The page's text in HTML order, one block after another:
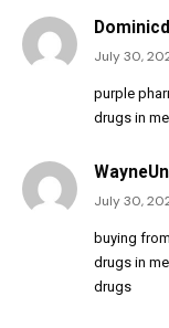
July 30,
purple
drugs in
July 30,
buying
drugs in
drugs